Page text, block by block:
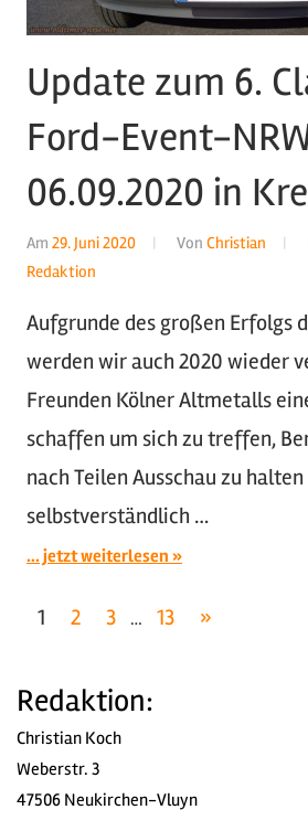
Update zum 6.
Ford-Event-
06.09.2020 in
Am 29. Juni 2020 Von Christian
Redaktion
Aufgrunde des großen Erfolgs
werden wir auch 2020 wieder
Freunden Kölner Altmetalls
schaffen um sich zu treffen,
nach Teilen Ausschau zu halten
selbstverständlich …
... jetzt weiterlesen
Seitennummerierung
Beiträge
1 2 3 … 13
Nächste
»
Redaktion:
Christian Koch
Weberstr. 3
47506 Neukirchen-Vluyn